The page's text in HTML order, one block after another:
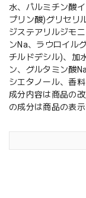
水、パルミチン酸
プリン酸)グリセリ
ジステアリルジモ
ンNa、ラウロイル
チルドデシル)、加
ン、グルタミン酸
シエタノール、香料
成分内容は商品の
の成分は商品の表